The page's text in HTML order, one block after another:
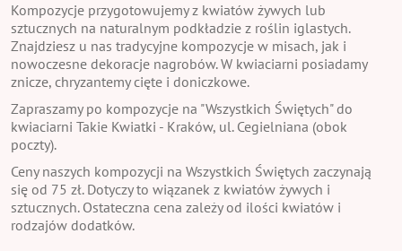
Kompozycje przygotowujemy z kwiatów żywych lub
sztucznych na naturalnym podkładzie z roślin iglastych.
Znajdziesz u nas tradycyjne kompozycje w misach, jak i
nowoczesne dekoracje nagrobów. W kwiaciarni posiadamy
znicze, chryzantemy cięte i doniczkowe.
Zapraszamy po kompozycje na "Wszystkich Świętych" do
kwiaciarni Takie Kwiatki - Kraków, ul. Cegielniana (obok
poczty).
Ceny naszych kompozycji na Wszystkich Świętych zaczynają
się od 75 zł. Dotyczy to wiązanek z kwiatów żywych i
sztucznych. Ostateczna cena zależy od ilości kwiatów i
rodzajów dodatków.